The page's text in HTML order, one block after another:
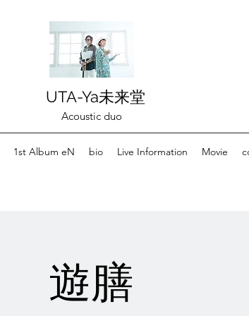
UTA-Ya未来堂
Acoustic duo
1st Album eN bio Live Information Movie
遊膳